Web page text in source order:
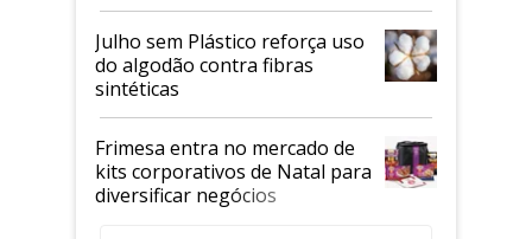
Julho sem Plástico reforça uso
do algodão contra fibras
sintéticas
Frimesa entra no mercado de
kits corporativos de Natal para
diversificar negócios